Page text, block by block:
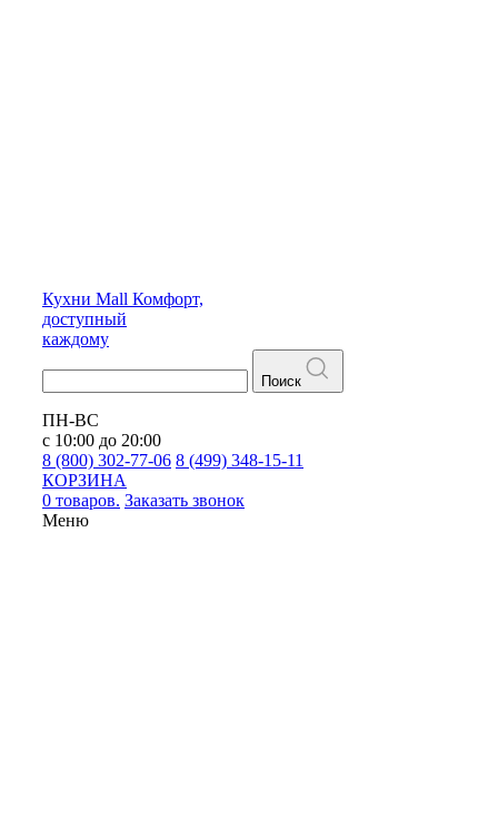
Кухни Mall Комфорт,
доступный
каждому
Поиск
ПН-ВС
с 10:00 до 20:00
8 (800) 302-77-06 8 (499) 348-15-11
КОРЗИНА
0 товаров. Заказать звонок
Меню